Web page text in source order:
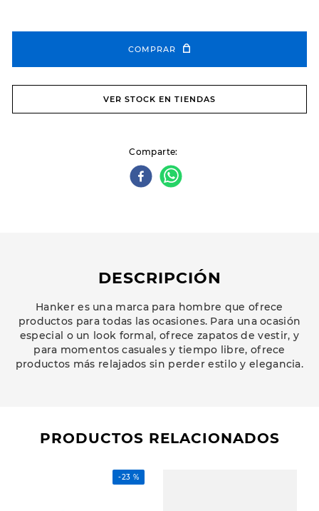
COMPRAR
VER STOCK EN TIENDAS
Comparte
DESCRIPCIÓN
Hanker es una marca para hombre que ofrece
productos para todas las ocasiones. Para una ocasión
especial o un look formal, ofrece zapatos de vestir, y
para momentos casuales y tiempo libre, ofrece
productos más relajados sin perder estilo y elegancia.
PRODUCTOS RELACIONADOS
-23 %